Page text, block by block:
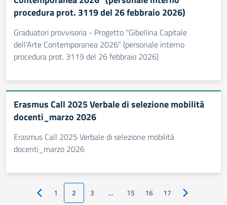
procedura prot. 3119 del 26 febbraio 2026)
Graduatori provvisoria - Progetto "Gibellina Capitale
dell'Arte Contemporanea 2026" (personale interno
procedura prot. 3119 del 26 febbraio 2026)
Erasmus Call 2025 Verbale di selezione mobilità
docenti_marzo 2026
Erasmus Call 2025 Verbale di selezione mobilità
docenti_marzo 2026
Pagina precedente
1 2 3 … 15 16 17 Pagina